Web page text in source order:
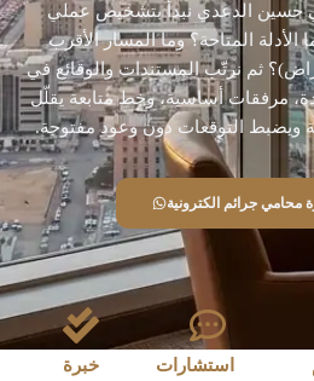
حسين الدعدي نبدأ بتشخيص عملي
الأدلة المتاحة؟ وما المسار الأقرب
ثم نرتّب المستندات والوقائع في
مرفقات أساسية، وخط متابعة يقلّل
ويضبط التوقعات دون وعود مفتوحة.
جرائم الكترونية
استشارات
خبرة